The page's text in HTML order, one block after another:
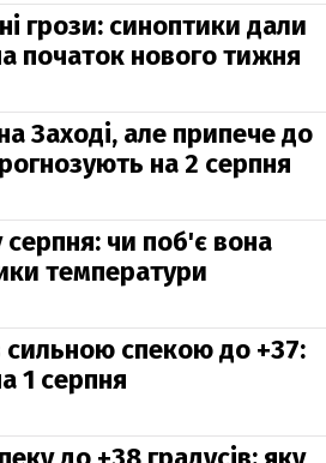
грози: синоптики дали
початок нового тижня
Заході, але припече до
на 2 серпня
серпня: чи поб'є вона
температури
сильною спекою до +37:
1 серпня